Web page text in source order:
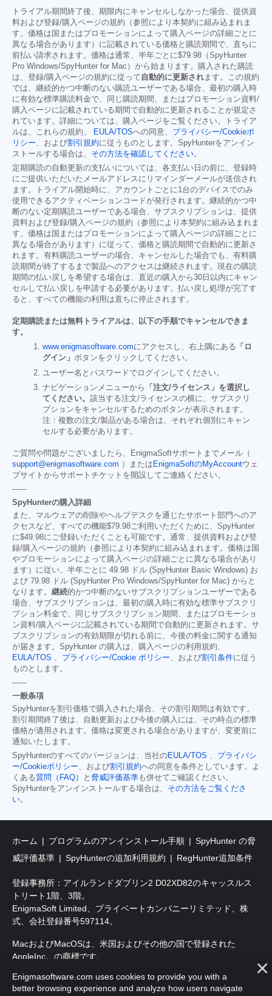
トライアル期間終了後、期限内にキャンセルしなかった場合、提供資
料および登録/購入ページの規約（参照により本契約に組み込まれま
す。価格は国またはプロモーションによって購入ページの詳細ごとに
異なる場合があります）に記載されている価格と購読期間で、直ちに
前払い請求されます。価格は通常、半年ごとに$79.98 （SpyHunter
Pro Windows/SpyHunter for Mac）から始まります。購入された購読
は、登録/購入ページの規約に従って 自動的に更新されます。この規約
では、継続的かつ中断のない購読ユーザーである場合、最初の購入時
に有効な標準購読料金で、同じ購読期間、またはプロモーション資料/
購入ページに記載されている期間で自動的に更新されることが規定さ
れています。詳細については、購入ページをご覧ください。トライア
ルは、これらの規約、
EULA/TOSへの同意、 プライバシー/Cookieポ
リシー、および割引規約に従うものとします。SpyHunterをアンイン
ストールする場合は、 その方法を確認してください。
定期購読の自動更新の支払いについては、各支払い日の前に、登録時
にご提供いただいたメールアドレスにリマインダーメールが送信され
ます。トライアル開始時に、アカウントごとに1台のデバイスでのみ
使用できるアクティベーションコードが発行されます。継続的かつ中
断のない定期購読ユーザーである場合、サブスクリプションは、提供
資料および登録/購入ページの規約（参照により本契約に組み込まれま
す。価格は国またはプロモーションによって購入ページの詳細ごとに
異なる場合があります）に従って、価格と購読期間で自動的に更新さ
れます。有料購読ユーザーの場合、キャンセルした場合でも、有料購
読期間が終了するまで製品へのアクセスは継続されます。現在の購読
期間の払い戻しを希望する場合は、直近の購入から30日以内にキャン
セルして払い戻しを申請する必要があります。払い戻し処理が完了す
ると、すべての機能の利用は直ちに停止されます。
定期購読または無料トライアルは、以下の手順でキャンセルできま
す。
www.enigmasoftware.comにアクセスし、右上隅にある 「ロ
グイン」 ボタンをクリックしてください。
ユーザー名とパスワードでログインしてください。
ナビゲーションメニューから
「注文/ライセンス」を選択し
てください。 該当する注文/ライセンスの横に、サブスクリ
プションをキャンセルするためのボタンが表示されます。
注：複数の注文/製品がある場合は、それぞれ個別にキャン
セルする必要があります。
ご質問や問題がございましたら、EnigmaSoftサポートまでメール（
support@enigmasoftware.com ）または EnigmaSoftのMyAccountウェ
ブサイトからサポートチケットを開設してご連絡ください。
------
SpyHunterの購入詳細
また、マルウェアの削除やヘルプデスクを通じたサポート部門へのア
クセスなど、すべての機能$79.98ご利用いただくために、SpyHunter
に$49.98にご登録いただくことも可能です。通常、提供資料および登
録/購入ページの規約（参照により本契約に組み込まれます。価格は国
やプロモーションによって購入ページの詳細ごとに異なる場合があり
ます）に従い、半年ごとに 49.98 ドル (SpyHunter Basic Windows) お
よび 79.98 ドル (SpyHunter Pro Windows/SpyHunter for Mac) からと
なります。 継続的かつ中断のないサブスクリプションユーザーである
場合、サブスクリプションは、最初の購入時に有効な標準サブスクリ
プション料金で、同じサブスクリプション期間、またはプロモーショ
ン資料/購入ページに記載されている期間で自動的に更新されます。サ
ブスクリプションの有効期限が切れる前に、今後の料金に関する通知
が届きます。SpyHunter の購入は、購入ページの利用規約、
EULA/TOS 、 プライバシー/Cookie ポリシー、および割引条件に従う
ものとします。
------
一般条項
SpyHunterを割引価格で購入された場合、その割引期間は有効です。
割引期間終了後は、自動更新および今後の購入には、その時点の標準
価格が適用されます。価格は変更される場合がありますが、変更前に
通知いたします。
SpyHunterのすべてのバージョンは、当社のEULA/TOS 、 プライバシ
ー/Cookieポリシー、および割引規約への同意を条件としています。よ
くある質問（FAQ） と 脅威評価基準も併せてご確認ください。
SpyHunterをアンインストールする場合は、 その方法をご覧くださ
い。
ホーム プログラムのアンインストール手順
SpyHunter の脅
威評価基準
SpyHunterの追加利用規約 RegHunter追加条件
登録事務所：アイルランドダブリン2 D02XD82のキャッスルス
トリート1階、3階。
EnigmaSoft Limited、プライベートカンパニーリミテッド、株
式、会社登録番号597114。
MacおよびMacOSは、米国およびその他の国で登録された
AppleInc。の商標です。
著作権2016-2026。EnigmaSoft Ltd.無断複写・転載を禁じます。
Enigmasoftware.com uses cookies to provide you with a
better browsing experience and analyze how users navigate